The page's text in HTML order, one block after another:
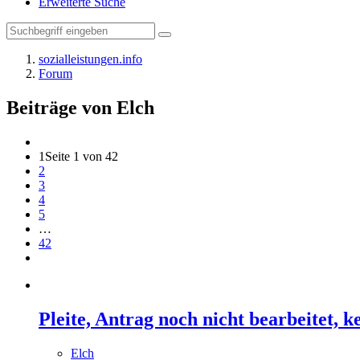
sozialleistungen.info
Forum
Beiträge von Elch
1 Seite 1 von 42
2
3
4
5
…
42
Pleite, Antrag noch nicht bearbeitet,
Elch